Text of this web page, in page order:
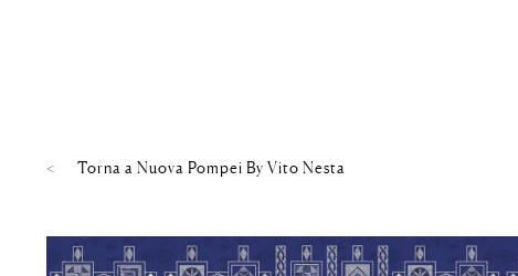
Torna a Nuova Pompei By Vito Nesta